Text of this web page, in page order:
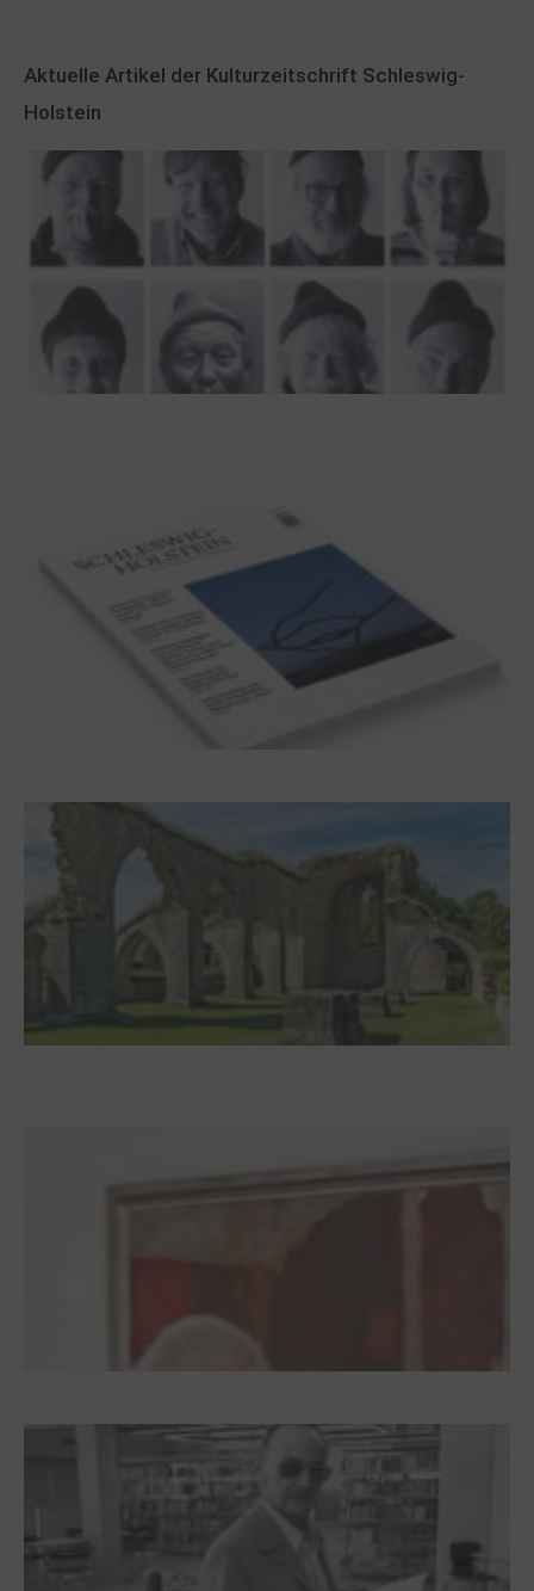
Aktuelle Artikel der Kulturzeitschrift Schleswig-
Holstein